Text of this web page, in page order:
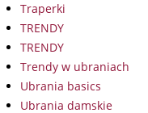
Traperki
TRENDY
TRENDY
Trendy w ubraniach
Ubrania basics
Ubrania damskie